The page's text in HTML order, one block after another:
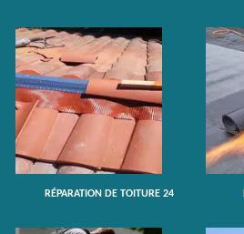
RÉPARATION DE TOITURE 24